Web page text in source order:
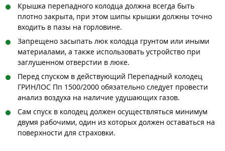
Крышка перепадного колодца должна всегда быть
плотно закрыта, при этом шипы крышки должны точно
входить в пазы на горловине.
Запрещено засыпать люк колодца грунтом или иными
материалами, а также использовать устройство при
заглушенном отверстии в люке.
Перед спуском в действующий Перепадный колодец
ГРИНЛОС Пп 1500/2000 обязательно следует провести
анализ воздуха на наличие удушающих газов.
Сам спуск в колодец должен осуществляться минимум
двумя рабочими, один из которых должен оставаться на
поверхности для страховки.